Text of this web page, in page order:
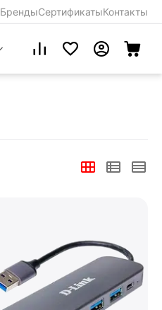
БрендыСертификатыКонтакты